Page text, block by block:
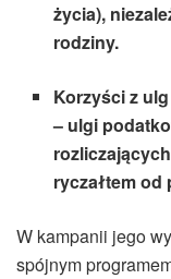
życia),
rodziny.
Korzyści z
– ulgi
ryczałtem
W kampanii jego
spójnym